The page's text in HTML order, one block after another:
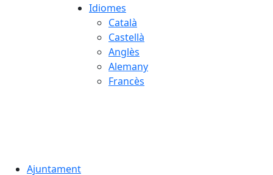
Idiomes
Català
Castellà
Anglès
Alemany
Francès
Ajuntament